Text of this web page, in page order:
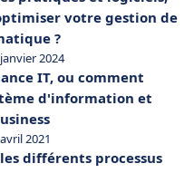
votre gestion de
?
janvier 2024
IT, ou comment
d'information et
2021
différents processus